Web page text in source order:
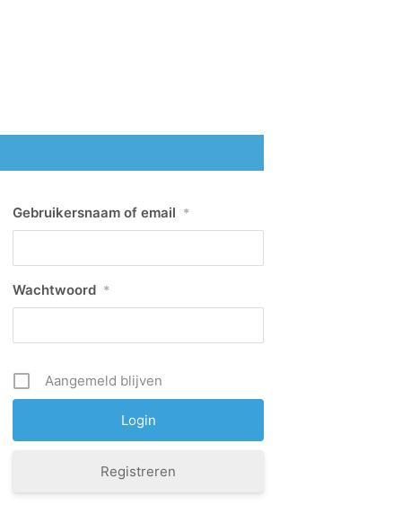
Gebruikersnaam of email *
Wachtwoord *
Aangemeld blijven
Registreren